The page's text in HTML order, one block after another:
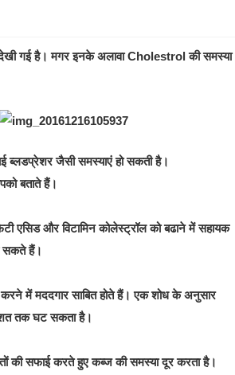
गई है। मगर इनके अलावा Cholestrol की समस्या
ब्लडप्रेशर जैसी समस्याएं हो सकती है।
बताते हैं।
एसिड और विटामिन कोलेस्ट्रॉल को बढाने में सहायक
सकते हैं।
में मददगार साबित होते हैं। एक शोध के अनुसार
तक घट सकता है।
की सफाई करते हुए कब्ज की समस्या दूर करता है।